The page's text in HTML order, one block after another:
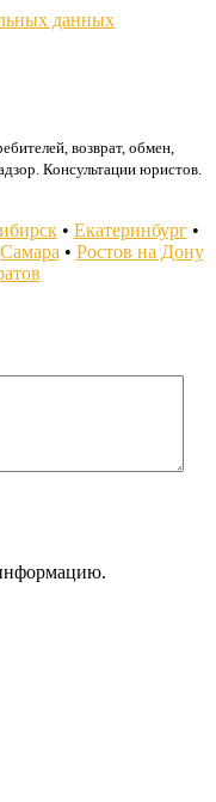
данных
возврат, обмен,
Консультации юристов.
• Екатеринбург•
Самара • Ростов на Дону